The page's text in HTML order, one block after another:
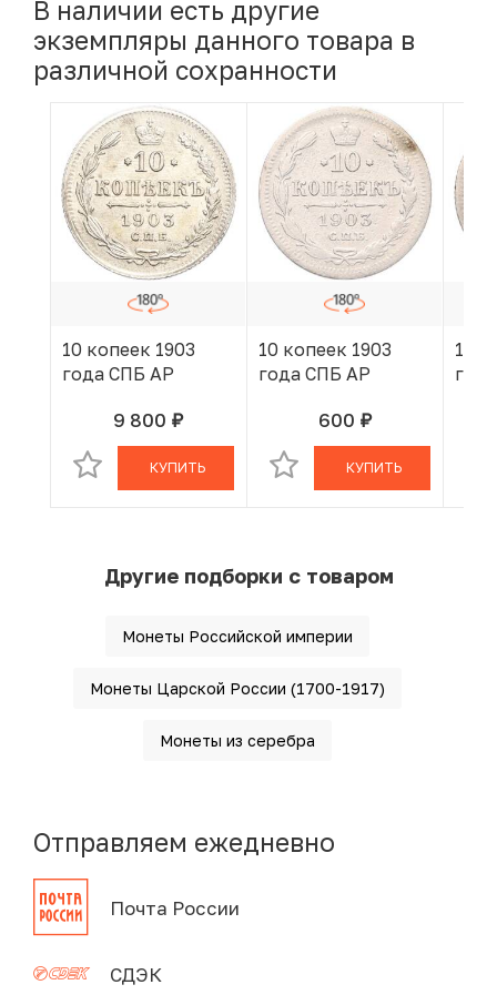
В наличии есть другие
экземпляры данного товара в
различной сохранности
10 копеек 1903
года СПБ АР
9 800 руб.
В КОРЗИНЕ
КУПИТЬ
10 копеек 1903
года СПБ АР
600 руб.
В КОРЗИНЕ
КУПИТЬ
10
Другие подборки с товаром
Монеты Российской империи
Монеты Царской России (1700-1917)
Монеты из серебра
Отправляем ежедневно
Почта России
СДЭК